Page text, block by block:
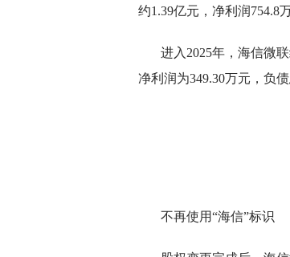
约1.39亿元，净利润754.8
进入2025年，海信微
净利润为349.30万元，负
不再使用“海信”标识